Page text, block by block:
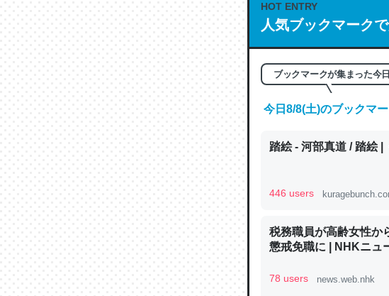
これは良記事。32768ト
の伏線」は回収されな
やすく強くなりそう
の600分の1程度。
─ニュース :: 【研究発表】
HOT ENTRY
人気ブックマーク
ブックマークが集まった今
今日8/8(土)のブックマ
踏絵 - 河部真道 / 踏絵 |
446 users
税務職員が高齢女性か
懲戒免職に | NHKニュ
78 users news.web.nhk